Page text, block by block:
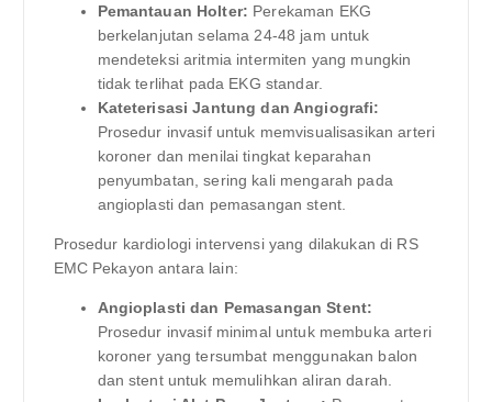
Pemantauan Holter: Perekaman EKG
berkelanjutan selama 24-48 jam untuk
mendeteksi aritmia intermiten yang mungkin
tidak terlihat pada EKG standar.
Kateterisasi Jantung dan Angiografi:
Prosedur invasif untuk memvisualisasikan arteri
koroner dan menilai tingkat keparahan
penyumbatan, sering kali mengarah pada
angioplasti dan pemasangan stent.
Prosedur kardiologi intervensi yang dilakukan di RS
EMC Pekayon antara lain:
Angioplasti dan Pemasangan Stent:
Prosedur invasif minimal untuk membuka arteri
koroner yang tersumbat menggunakan balon
dan stent untuk memulihkan aliran darah.